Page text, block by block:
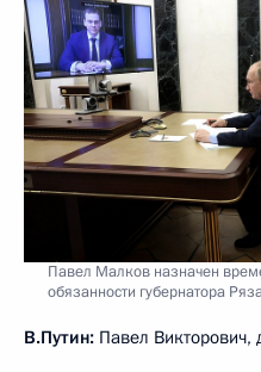
Павел Малков назначен
обязанности губернатора
В.Путин: Павел Викторович,